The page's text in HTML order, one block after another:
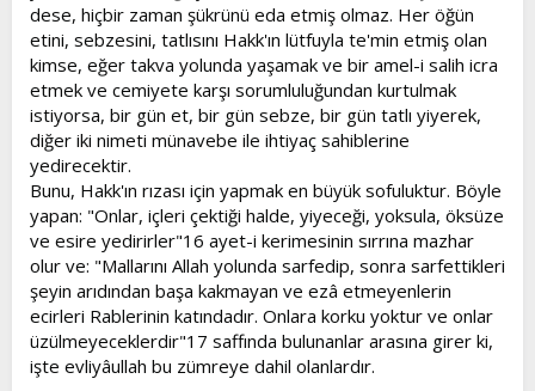
dese, hiçbir zaman şükrünü eda etmiş olmaz. Her öğün
etini, sebzesini, tatlısını Hakk'ın lütfuyla te'min etmiş olan
kimse, eğer takva yolunda yaşamak ve bir amel-i salih icra
etmek ve cemiyete karşı sorumluluğundan kurtulmak
istiyorsa, bir gün et, bir gün sebze, bir gün tatlı yiyerek,
diğer iki nimeti münavebe ile ihtiyaç sahiblerine
yedirecektir.
Bunu, Hakk'ın rızası için yapmak en büyük sofuluktur. Böyle
yapan: "Onlar, içleri çektiği halde, yiyeceği, yoksula, öksüze
ve esire yedirirler"16 ayet-i kerimesinin sırrına mazhar
olur ve: "Mallarını Allah yolunda sarfedip, sonra sarfettikleri
şeyin arıdından başa kakmayan ve ezâ etmeyenlerin
ecirleri Rablerinin katındadır. Onlara korku yoktur ve onlar
üzülmeyeceklerdir"17 saffında bulunanlar arasına girer ki,
işte evliyâullah bu zümreye dahil olanlardır.